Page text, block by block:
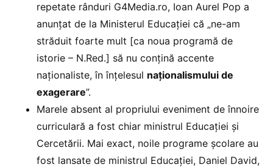
repetate rânduri G4Media.ro, Ioan Aurel Pop a
anunțat de la Ministerul Educației că „ne-am
străduit foarte mult [ca noua programă de
istorie – N.Red.] să nu conțină accente
naționaliste, în înțelesul naționalismului de
exagerare”.
Marele absent al propriului eveniment de înnoire
curriculară a fost chiar ministrul Educației și
Cercetării. Mai exact, noile programe școlare au
fost lansate de ministrul Educației, Daniel David,